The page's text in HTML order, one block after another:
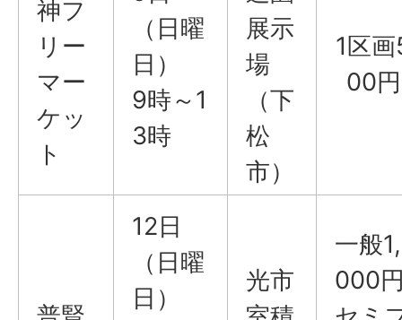
神フ
リー
マー
ケッ
ト
（日曜
日）
9時～1
3時
展示
場
（下
松
市）
1区
00円
12日
（日曜
日）
光市
一般1,
000